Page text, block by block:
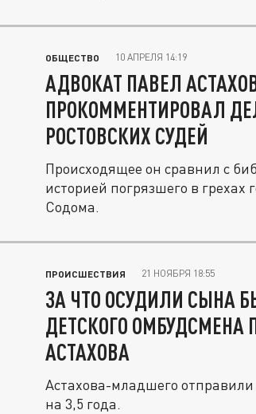
ОБЩЕСТВО 10 АПРЕЛЯ 14:19
АДВОКАТ ПАВЕЛ
ПРОКОММЕНТИРОВАЛ
РОСТОВСКИХ СУДЕЙ
Происходящее он сравнил с
историей погрязшего в грехах
Содома.
ПРОИСШЕСТВИЯ 21 НОЯБРЯ 18:55
ЗА ЧТО ОСУДИЛИ СЫНА
ДЕТСКОГО ОМБУДСМЕНА
АСТАХОВА
Астахова-младшего
на 3,5 года.